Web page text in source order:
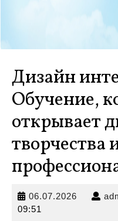
Дизайн
Обучение,
открывает
творчества
06.07.2026
09:51